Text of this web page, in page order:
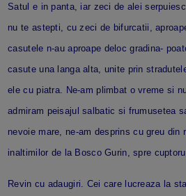
Satul e in panta, iar zeci de alei
nu te astepti, cu zeci de bifurcatii,
casutele n-au aproape deloc gradina-
casute una langa alta, unite prin
ele cu piatra. Ne-am plimbat o vreme si
admiram peisajul salbatic si frumusetea
nevoie mare, ne-am desprins cu greu din
inaltimilor de la Bosco Gurin, spre
Revin cu adaugiri. Cei care lucreaza la